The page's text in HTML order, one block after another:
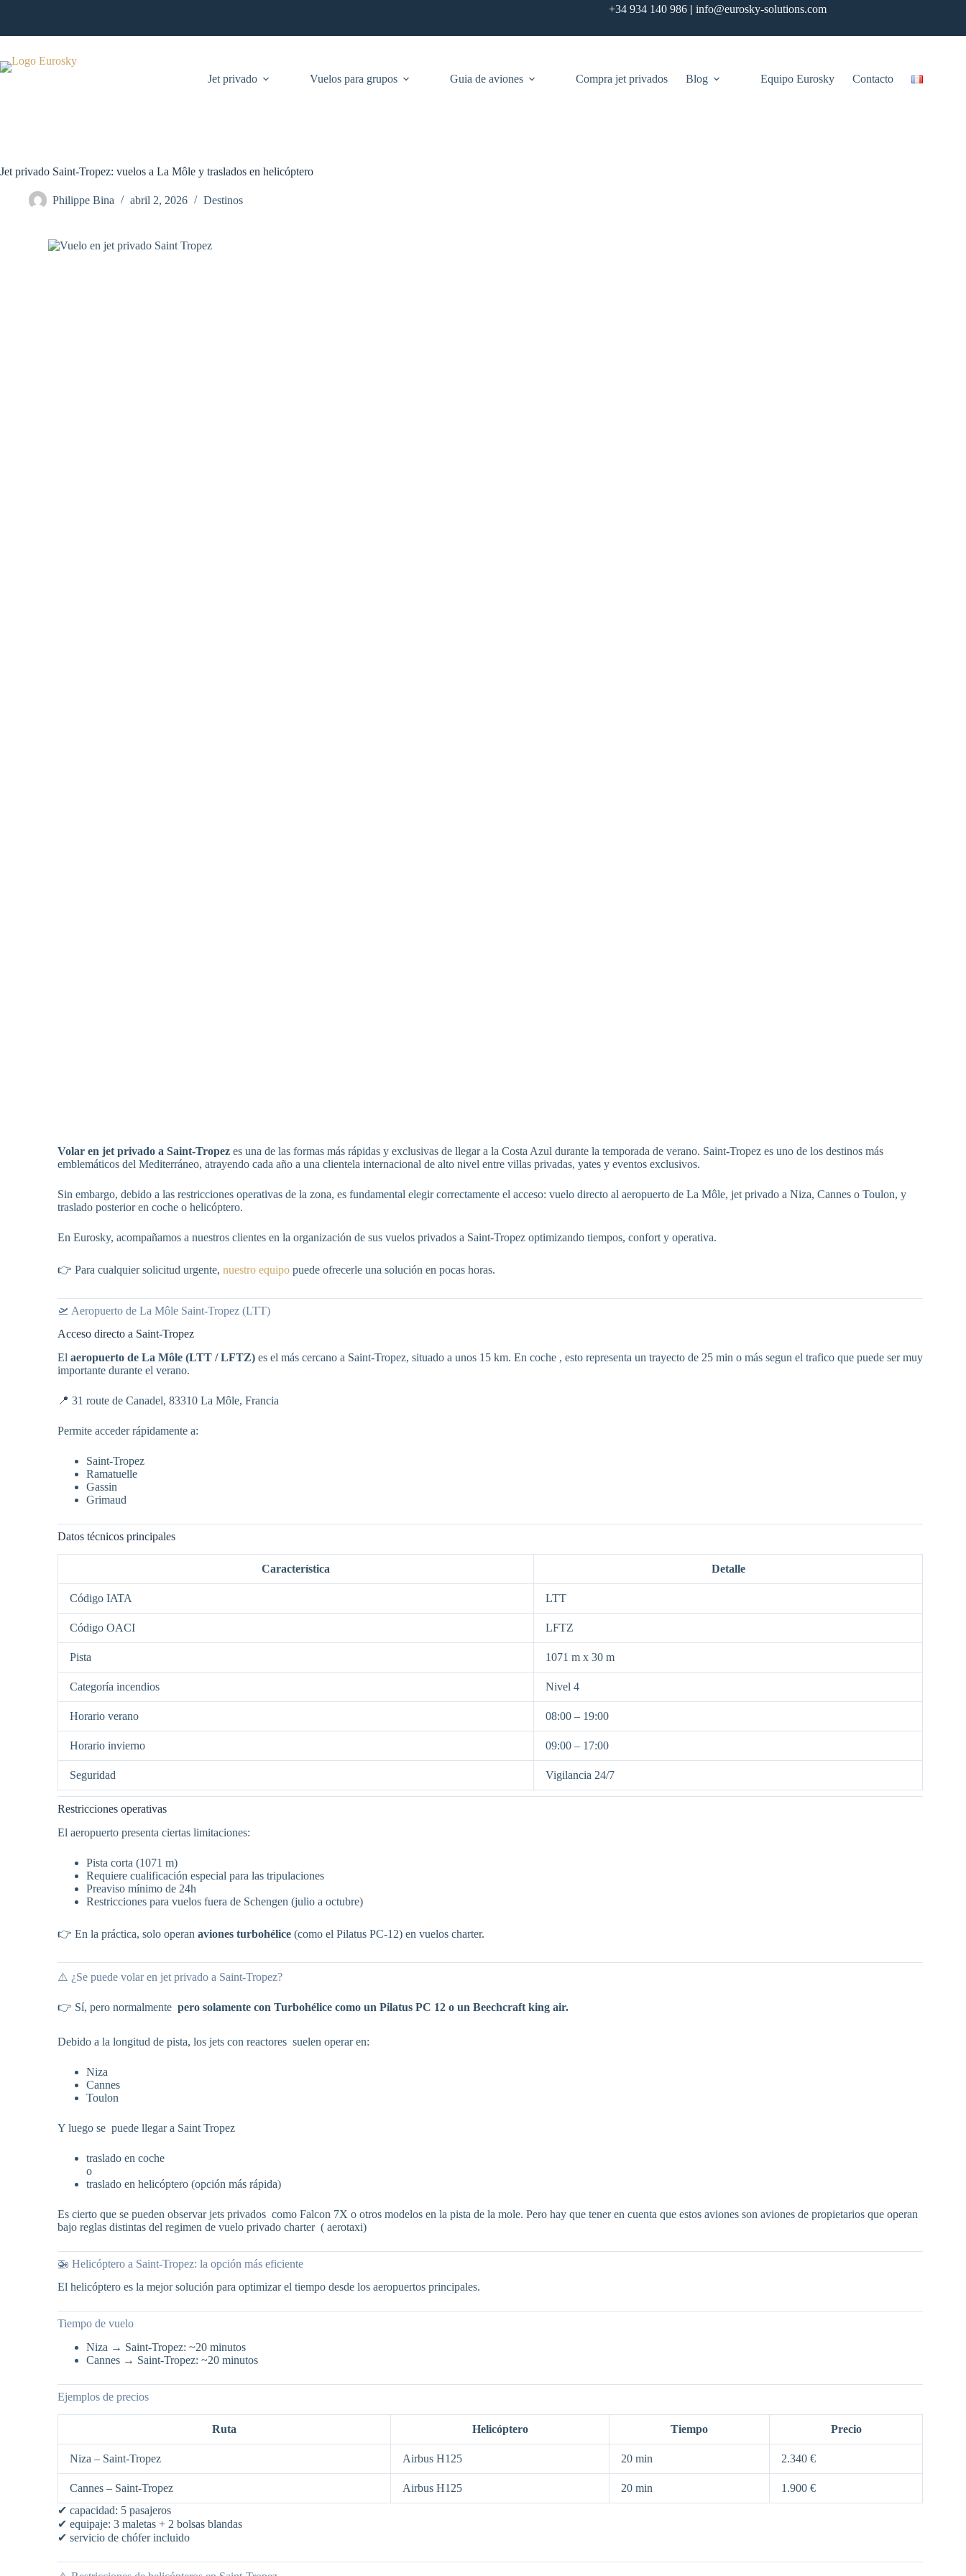
+34 934 140 986 | info@eurosky-solutions.com
Jet privado Vuelos para grupos Guia de aviones Compra jet privados Blog Equipo Eurosky Contacto
Jet privado Saint-Tropez: vuelos a La Môle y traslados en helicóptero
Philippe Bina abril 2, 2026 Destinos
Volar en jet privado a Saint-Tropez es una de las formas más rápidas y exclusivas de llegar a la Costa Azul durante la temporada de verano. Saint-Tropez es uno de los destinos más
emblemáticos del Mediterráneo, atrayendo cada año a una clientela internacional de alto nivel entre villas privadas, yates y eventos exclusivos.
Sin embargo, debido a las restricciones operativas de la zona, es fundamental elegir correctamente el acceso: vuelo directo al aeropuerto de La Môle, jet privado a Niza, Cannes o Toulon, y
traslado posterior en coche o helicóptero.
En Eurosky, acompañamos a nuestros clientes en la organización de sus vuelos privados a Saint-Tropez optimizando tiempos, confort y operativa.
👉 Para cualquier solicitud urgente, nuestro equipo puede ofrecerle una solución en pocas horas.
🛫 Aeropuerto de La Môle Saint-Tropez (LTT)
Acceso directo a Saint-Tropez
El aeropuerto de La Môle (LTT / LFTZ) es el más cercano a Saint-Tropez, situado a unos 15 km. En coche , esto representa un trayecto de 25 min o más segun el trafico que puede ser muy
importante durante el verano.
📍 31 route de Canadel, 83310 La Môle, Francia
Permite acceder rápidamente a:
Saint-Tropez
Ramatuelle
Gassin
Grimaud
Datos técnicos principales
Característica Detalle
Código IATA LTT
Código OACI LFTZ
Pista 1071 m x 30 m
Categoría incendios Nivel 4
Horario verano 08:00 – 19:00
Horario invierno 09:00 – 17:00
Seguridad Vigilancia 24/7
Restricciones operativas
El aeropuerto presenta ciertas limitaciones:
Pista corta (1071 m)
Requiere cualificación especial para las tripulaciones
Preaviso mínimo de 24h
Restricciones para vuelos fuera de Schengen (julio a octubre)
👉 En la práctica, solo operan aviones turbohélice (como el Pilatus PC-12) en vuelos charter.
⚠️ ¿Se puede volar en jet privado a Saint-Tropez?
👉 Sí, pero normalmente pero solamente con Turbohélice como un Pilatus PC 12 o un Beechcraft king air.
Debido a la longitud de pista, los jets con reactores suelen operar en:
Niza
Cannes
Toulon
Y luego se puede llegar a Saint Tropez
traslado en coche
o
traslado en helicóptero (opción más rápida)
Es cierto que se pueden observar jets privados como Falcon 7X o otros modelos en la pista de la mole. Pero hay que tener en cuenta que estos aviones son aviones de propietarios que operan
bajo reglas distintas del regimen de vuelo privado charter ( aerotaxi)
🚁 Helicóptero a Saint-Tropez: la opción más eficiente
El helicóptero es la mejor solución para optimizar el tiempo desde los aeropuertos principales.
Tiempo de vuelo
Niza → Saint-Tropez: ~20 minutos
Cannes → Saint-Tropez: ~20 minutos
Ejemplos de precios
Ruta Helicóptero Tiempo Precio
Niza – Saint-Tropez Airbus H125 20 min 2.340 €
Cannes – Saint-Tropez Airbus H125 20 min
1.900 €
✔ capacidad: 5 pasajeros
✔ equipaje: 3 maletas + 2 bolsas blandas
✔ servicio de chófer incluido